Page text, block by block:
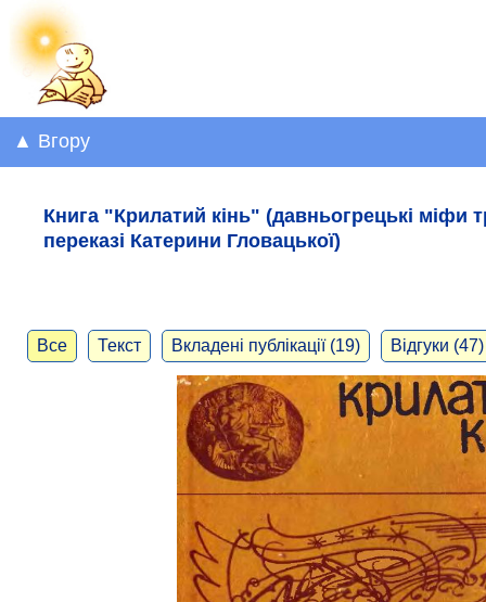
▲ Вгору
Книга "Крилатий кінь" (давньогрецькі міфи
переказі Катерини Гловацької)
Все Текст Вкладені публікації (19) Відгуки (47)